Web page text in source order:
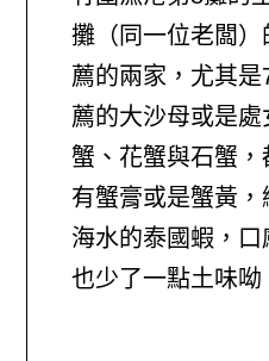
攤（同一位老闆
薦的兩家，尤其
薦的大沙母或是
蟹、花蟹與石蟹
有蟹膏或是蟹黃
海水的泰國蝦，口
也少了一點土味呦